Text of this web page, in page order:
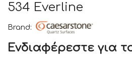
534 Everline
Brand:
Ενδιαφέρεστε για